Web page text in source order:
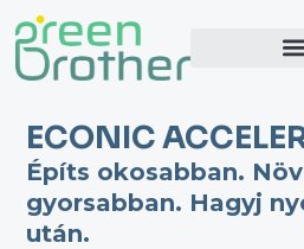
Skip
to
content
ECONIC
Építs okosabban.
gyorsabban. Hagyj
után.